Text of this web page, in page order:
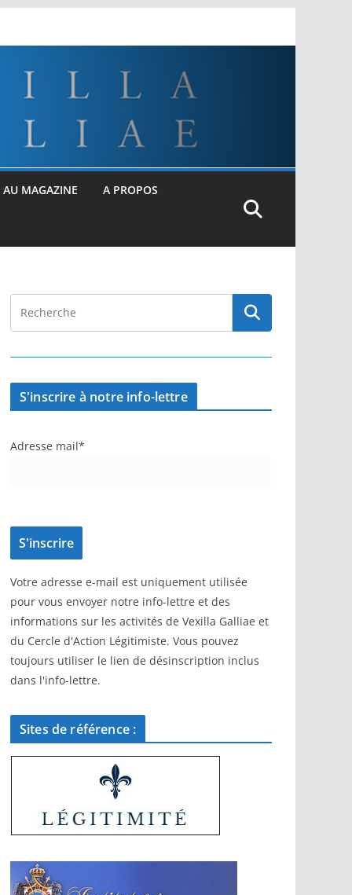
AU MAGAZINE A PROPOS
S'inscrire à notre info-lettre
Adresse mail*
Votre adresse e-mail est uniquement utilisée
pour vous envoyer notre info-lettre et des
informations sur les activités de Vexilla Galliae et
du Cercle d'Action Légitimiste. Vous pouvez
toujours utiliser le lien de désinscription inclus
dans l'info-lettre.
Sites de référence :